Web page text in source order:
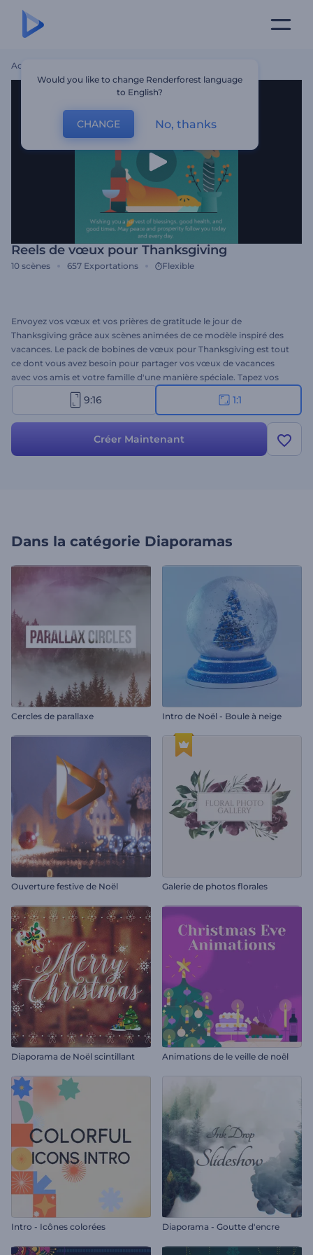
Accueil
Reels de vœux pour Thanksgiving
10 scènes 657 Exportations Flexible
Envoyez vos vœux et vos prières de gratitude le jour de
Thanksgiving grâce aux scènes animées de ce modèle inspiré des
vacances. Le pack de bobines de vœux pour Thanksgiving est tout
ce dont vous avez besoin pour partager vos vœux de vacances
avec vos amis et votre famille d'une manière spéciale. Tapez vos
messages, insérez vos fichiers multimédia et ajoutez une piste
musicale pour obtenir une animation vidéo professionnelle en
aux vœux vidéo, aux invitations à des fêtes et à bien d'autres
9:16 1:1
Créer Maintenant
Dans la catégorie Diaporamas
Cercles de parallaxe Intro de Noël - Boule à neige
Ouverture festive de Noël Galerie de photos florales
Diaporama de Noël scintillant Animations de le veille de noël
Intro - Icônes colorées Diaporama - Goutte d'encre
Would you like to change Renderforest language
to English?
CHANGE No, thanks